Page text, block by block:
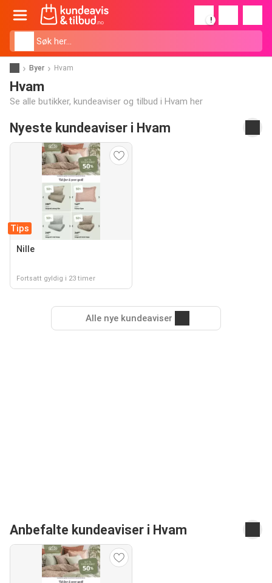
!
Byer Hvam
Hvam
Se alle butikker, kundeaviser og tilbud i Hvam her
Nyeste kundeaviser i Hvam
Tips
Nille
Fortsatt gyldig i 23 timer
Alle nye kundeaviser
Anbefalte kundeaviser i Hvam